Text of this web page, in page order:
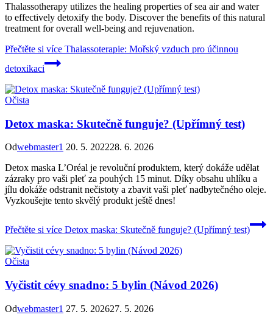
Thalassotherapy utilizes the healing properties of sea air and water
to effectively detoxify the body. Discover the benefits of this natural
treatment for overall well-being and rejuvenation.
Přečtěte si více Thalassoterapie: Mořský vzduch pro účinnou
detoxikaci
Očista
Detox maska: Skutečně funguje? (Upřímný test)
Odwebmaster1 20. 5. 202228. 6. 2026
Detox maska L’Oréal je revoluční produktem, který dokáže udělat
zázraky pro vaši pleť za pouhých 15 minut. Díky obsahu uhlíku a
jílu dokáže odstranit nečistoty a zbavit vaši pleť nadbytečného oleje.
Vyzkoušejte tento skvělý produkt ještě dnes!
Přečtěte si více Detox maska: Skutečně funguje? (Upřímný test)
Očista
Vyčistit cévy snadno: 5 bylin (Návod 2026)
Odwebmaster1 27. 5. 202627. 5. 2026